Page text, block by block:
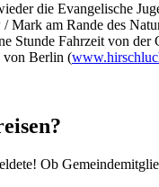
die Evangelische
Mark am Rande des
Stunde Fahrzeit von der
von Berlin (
Ob